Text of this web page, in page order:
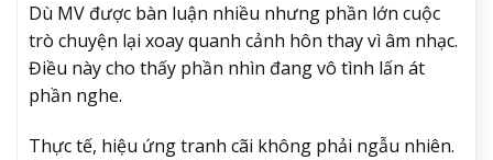
Dù MV được bàn luận nhiều nhưng phần lớn cuộc
trò chuyện lại xoay quanh cảnh hôn thay vì âm nhạc.
Điều này cho thấy phần nhìn đang vô tình lấn át
phần nghe.
Thực tế, hiệu ứng tranh cãi không phải ngẫu nhiên.